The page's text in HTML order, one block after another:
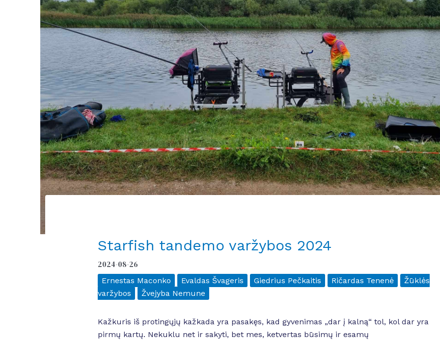
Starfish tandemo varžybos 2024
2024-08-26
Ernestas Maconko Evaldas Švageris Giedrius Pečkaitis Ričardas Tenenė
Žūklės
varžybos
Žvejyba Nemune
Kažkuris iš protingųjų kažkada yra pasakęs, kad gyvenimas „dar į kalną“ tol, kol dar yra
pirmų kartų. Nekuklu net ir sakyti, bet mes, ketvertas būsimų ir esamų